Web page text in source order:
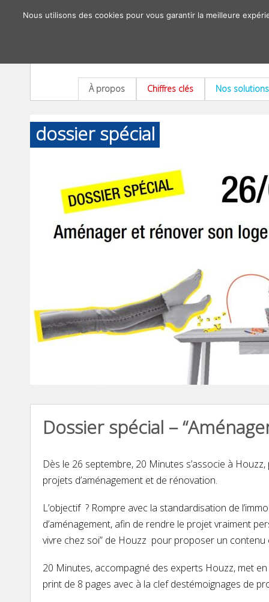
À propos Chiffres clés Nos solutions
dossier spécial
Dossier spécial –
Dès le 26 septembre, 20 Minutes s’associe à
projets d’aménagement et de rénovation.
L’objectif ? Rompre avec la standardisation de
d’aménagement, afin de rendre le projet vraiment
vivre chez soi” de Houzz pour proposer un
20 Minutes, accompagné des experts Houzz, met
print de 8 pages avec à la clef destémoignages de
Nous utilisons des cookies pour vous garantir la meilleure